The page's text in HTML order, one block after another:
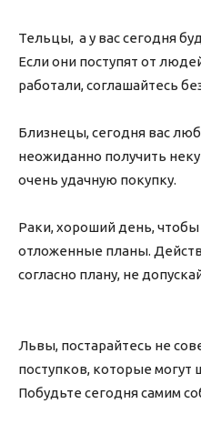
Тельцы, а у вас сегодня
Если они поступят от
работали,
Близнецы, сегодня вас
неожиданно получить
очень удачную покупку.
Раки, хороший день,
отложенные планы.
согласно плану, не
Львы, постарайтесь не
поступков, которые
Побудьте сегодня